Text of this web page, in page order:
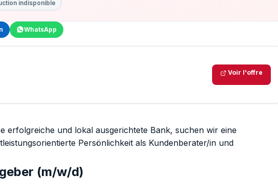
indisponible
WhatsApp
Voir l'offre
erfolgreiche und lokal ausgerichtete Bank, suchen wir eine
Persönlichkeit als Kundenberater/in und
(m/w/d)